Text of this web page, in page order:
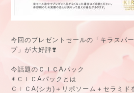
今回のプレゼントセールの「キラスパ
プ」が大好評❣️
今話題のＣｌＣ A パック
✴︎ ＣｌＣ A パックとは
ＣｌＣ A(シカ ) ＋リポソーム＋セラミド